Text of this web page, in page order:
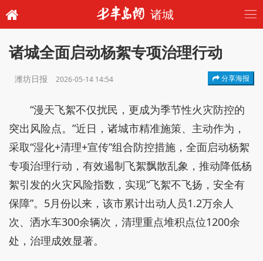
诸城
诸城全面启动杨絮专项治理行动
潍坊日报 2026-05-14 14:54 分享海报
“漫天飞絮不仅扰民，更成为季节性火灾防控的
突出风险点。”近日，诸城市精准施策、主动作为，
采取“湿化+清理+宣传”组合防控措施，全面启动杨絮
专项治理行动，有效遏制飞絮飘散乱象，推动降低杨
絮引发的火灾风险指数，实现“飞絮不飞扬，安全有
保障”。5月份以来，该市累计出动人员1.2万余人
次、洒水车300余辆次，清理重点堆积点位1200余
处，治理成效显著。